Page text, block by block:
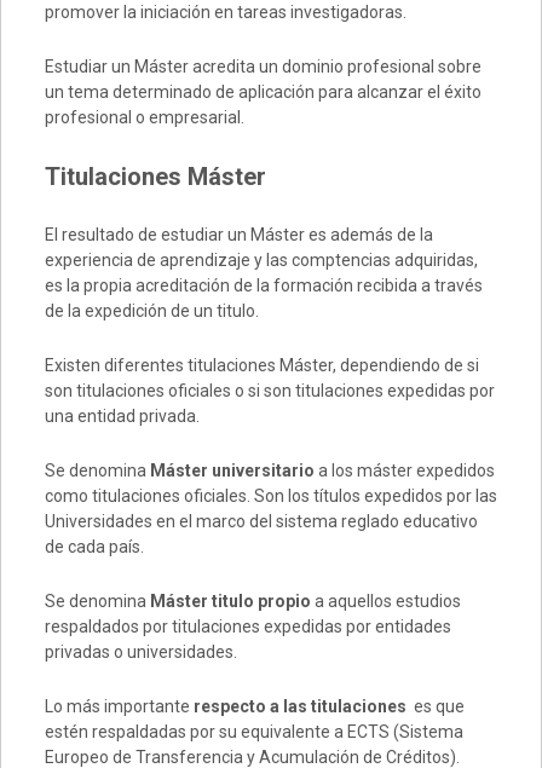
promover la iniciación en tareas investigadoras.
Estudiar un Máster acredita un dominio profesional sobre
un tema determinado de aplicación para alcanzar el éxito
profesional o empresarial.
Titulaciones Máster
El resultado de estudiar un Máster es además de la
experiencia de aprendizaje y las comptencias adquiridas,
es la propia acreditación de la formación recibida a través
de la expedición de un titulo.
Existen diferentes titulaciones Máster, dependiendo de si
son titulaciones oficiales o si son titulaciones expedidas por
una entidad privada.
Se denomina Máster universitario a los máster expedidos
como titulaciones oficiales. Son los títulos expedidos por las
Universidades en el marco del sistema reglado educativo
de cada país.
Se denomina Máster titulo propio a aquellos estudios
respaldados por titulaciones expedidas por entidades
privadas o universidades.
Lo más importante respecto a las titulaciones es que
estén respaldadas por su equivalente a ECTS (Sistema
Europeo de Transferencia y Acumulación de Créditos).